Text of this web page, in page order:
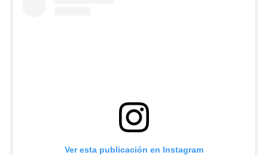
Ver esta publicación en Instagram